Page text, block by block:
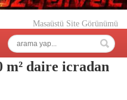
Masaüstü Site Görünümü
m² daire icradan